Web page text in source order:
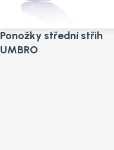
Ponožky střední střih
UMBRO